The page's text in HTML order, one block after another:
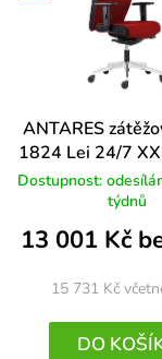
ANTARES
1824 Lei 24/7
Dostupnost:
týdnů
13 001 Kč
15 731 Kč
DO